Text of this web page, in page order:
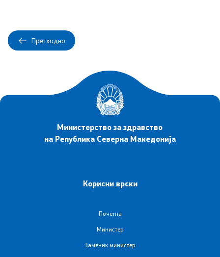
Установи
Листа на установи
Установи од секундарна и терцијална ЗЗ
Обнова на дозвола за работа
Претходно
Министерство за здравство
на Република Северна Македонија
Корисни врски
Почетна
Министер
Заменик министер